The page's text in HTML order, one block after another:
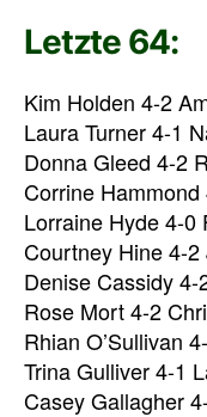
Letzte 64:
Kim Holden 4-2
Laura Turner 4-1
Donna Gleed 4-2
Corrine Hammond
Lorraine Hyde 4-0
Courtney Hine 4-
Denise Cassidy
Rose Mort 4-2
Rhian O’Sullivan
Trina Gulliver 4-1
Casey Gallagher